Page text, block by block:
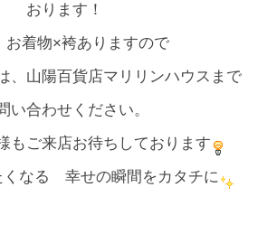
おります！
お着物×袴ありますので
、山陽百貨店マリリンハウスまで
い合わせください。
もご来店お待ちしております
くなる 幸せの瞬間をカタチに